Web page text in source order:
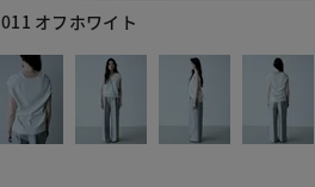
011 オフホワイト